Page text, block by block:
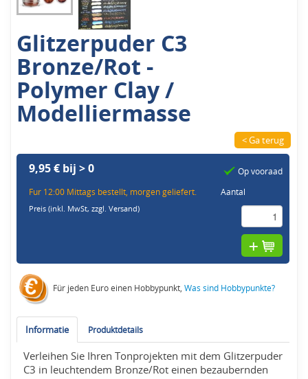
Glitzerpuder C3
Bronze/Rot -
Polymer Clay /
Modelliermasse
< Ga terug
9,95 € bij > 0
Fur 12:00 Mittags bestellt, morgen geliefert.
Preis (inkl. MwSt,zzgl. Versand)
Op vooraad
Aantal
Für jeden Euro einen Hobbypunkt,Was sind Hobbypunkte?
Informatie Produktdetails
Verleihen Sie Ihren Tonprojekten mit dem Glitzerpuder
C3 in leuchtendem Bronze/Rot einen bezaubernden